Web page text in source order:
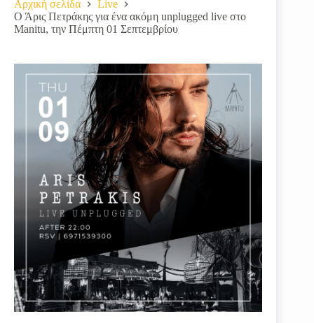
Αρχική σελίδα
Live
Ο Άρις Πετράκης για ένα ακόμη unplugged live στο
Manitu, την Πέμπτη 01 Σεπτεμβρίου